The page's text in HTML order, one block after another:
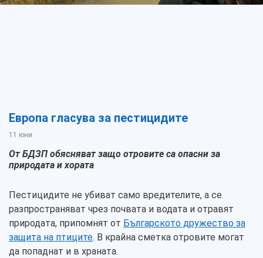
Европа гласува за пестицидите
11 юни
От БДЗП обясняват защо отровите са опасни за
природата и хората
Пестицидите не убиват само вредителите, а се
разпространяват чрез почвата и водата и отравят
природата, припомнят от Българското дружество за
защита на птиците. В крайна сметка отровите могат
да попаднат и в храната.